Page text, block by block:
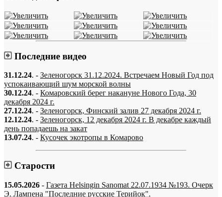
Последние видео
31.12.24. - Зеленогорск 31.12.2024. Встречаем Новый Год под
успокаивающий шум морской волны
30.12.24. - Комаровский берег накануне Нового Года, 30
декабря 2024 г.
27.12.24. - Зеленогорск, Финский залив 27 декабря 2024 г.
12.12.24. - Зеленогорск, 12 декабря 2024 г. В декабре каждый
день попадаешь на закат
13.07.24. - Кусочек экотропы в Комарово
Старости
15.05.2026 - Газета Helsingin Sanomat 22.07.1934 №193. Очерк
Э. Лампена "Последние русские Терийок".